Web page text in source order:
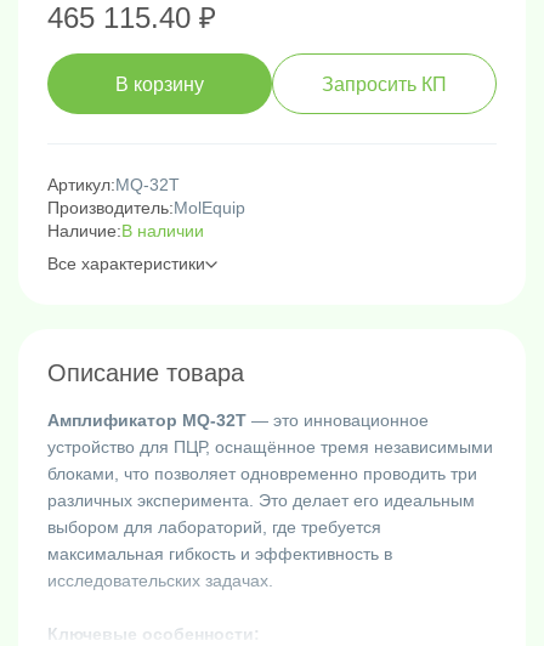
465 115.40 ₽
В корзину Запросить КП
Артикул:MQ-32T
Производитель:MolEquip
Наличие:В наличии
Все характеристики
Описание товара
Амплификатор MQ-32T — это инновационное
устройство для ПЦР, оснащённое тремя независимыми
блоками, что позволяет одновременно проводить три
различных эксперимента. Это делает его идеальным
выбором для лабораторий, где требуется
максимальная гибкость и эффективность в
исследовательских задачах.
Ключевые особенности: